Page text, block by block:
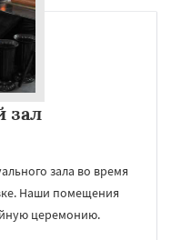
зал
зала во время
Наши помещения
церемонию.